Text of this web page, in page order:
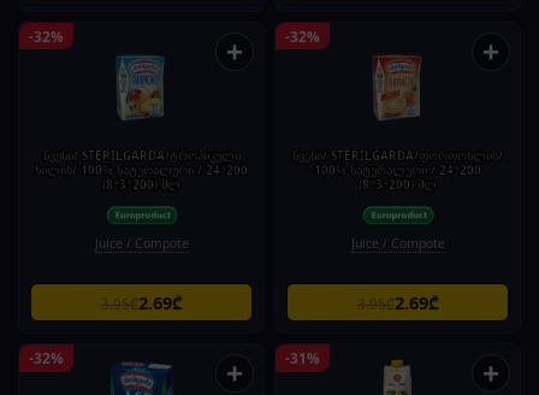
-32% +
წვენი/ STERILGARDA/ტროპიკული
ხილის/ 100% ნატურალური / 24*200
(8*3*200) მლ
Juice / Compote
3.95₾2.69₾
-32% +
წვენი/ STERILGARDA/ფორთოხლის/
100% ნატურალური / 24*200
(8*3*200) მლ
Juice / Compote
3.95₾2.69₾
-32% + -31% +